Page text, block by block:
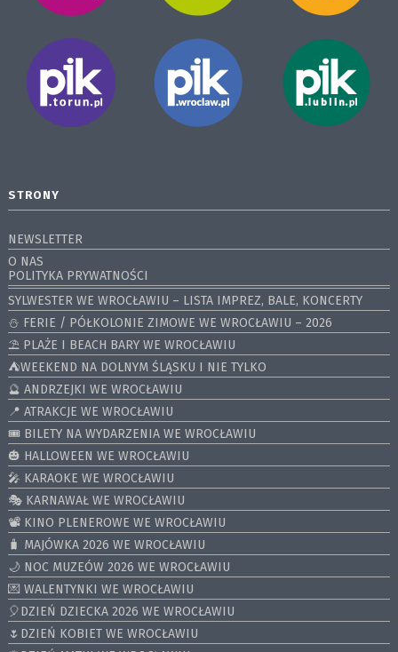
STRONY
NEWSLETTER
O NAS
POLITYKA PRYWATNOŚCI
SYLWESTER WE WROCŁAWIU – LISTA IMPREZ, BALE, KONCERTY
⛄️ FERIE / PÓŁKOLONIE ZIMOWE WE WROCŁAWIU – 2026
⛱️ PLAŻE I BEACH BARY WE WROCŁAWIU
⛺️WEEKEND NA DOLNYM ŚLĄSKU I NIE TYLKO
🔮 ANDRZEJKI WE WROCŁAWIU
📍 ATRAKCJE WE WROCŁAWIU
🎟️ BILETY NA WYDARZENIA WE WROCŁAWIU
🎃 HALLOWEEN WE WROCŁAWIU
🎤 KARAOKE WE WROCŁAWIU
🎭 KARNAWAŁ WE WROCŁAWIU
📽️ KINO PLENEROWE WE WROCŁAWIU
🧳 MAJÓWKA 2026 WE WROCŁAWIU
🌙 NOC MUZEÓW 2026 WE WROCŁAWIU
💌 WALENTYNKI WE WROCŁAWIU
🎈DZIEŃ DZIECKA 2026 WE WROCŁAWIU
🌷DZIEŃ KOBIET WE WROCŁAWIU